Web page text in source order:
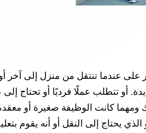
على عندما تنتقل من منزل إلى آخر
أو تتطلب عملًا فرديًا أو تحتاج
يحتاج إلى النقل أو أنه يقوم